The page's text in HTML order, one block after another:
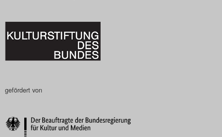
2025
Das Theatertreffen-Blog
Nutzungsbedingungen
gefördert von